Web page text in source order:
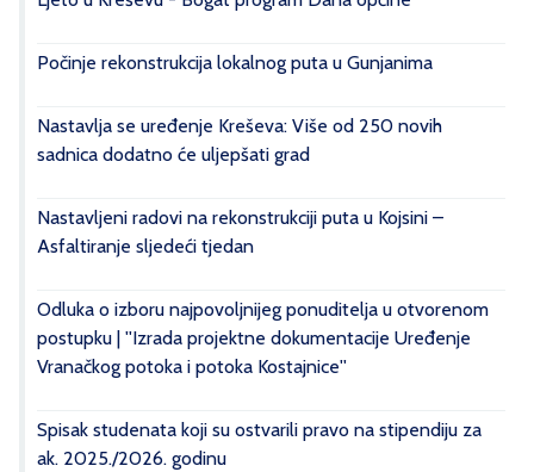
Počinje rekonstrukcija lokalnog puta u Gunjanima
Nastavlja se uređenje Kreševa: Više od 250 novih
sadnica dodatno će uljepšati grad
Nastavljeni radovi na rekonstrukciji puta u Kojsini –
Asfaltiranje sljedeći tjedan
Odluka o izboru najpovoljnijeg ponuditelja u otvorenom
postupku | ''Izrada projektne dokumentacije Uređenje
Vranačkog potoka i potoka Kostajnice''
Spisak studenata koji su ostvarili pravo na stipendiju za
ak. 2025./2026. godinu